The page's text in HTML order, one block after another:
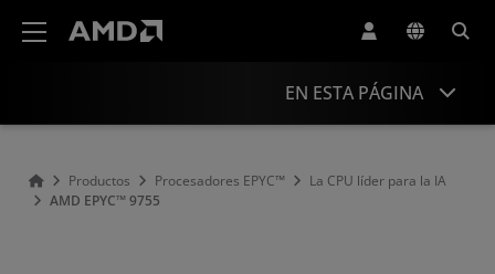
EN ESTA PÁGINA
Productos Procesadores EPYC™
La CPU líder para la IA
AMD EPYC™ 9755